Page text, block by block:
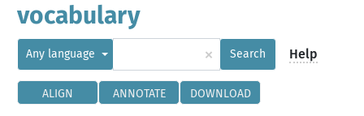
vocabulary
Any language × Search Help
ALIGN ANNOTATE DOWNLOAD